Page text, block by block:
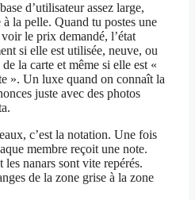
d’utilisateur assez large,
la pelle. Quand tu postes une
le prix demandé, l’état
si elle est utilisée, neuve, ou
la carte et même si elle est «
». Un luxe quand on connaît la
juste avec des photos
c’est la notation. Une fois
membre reçoit une note.
les nanars sont vite repérés.
de la zone grise à la zone